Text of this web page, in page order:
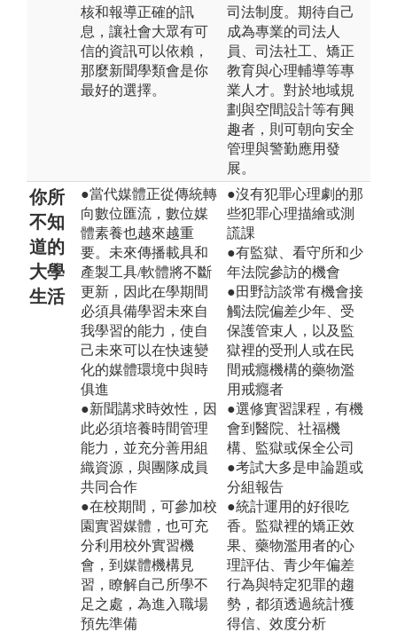
核和報導正確的訊
息，讓社會大眾有可
信的資訊可以依賴，
那麼新聞學類會是你
最好的選擇。
司法制度。期待自己
成為專業的司法人
員、司法社工、矯正
教育與心理輔導等專
業人才。對於地域規
劃與空間設計等有興
趣者，則可朝向安全
管理與警勤應用發
展。
你所
不知
道的
大學
生活
●當代媒體正從傳統轉
向數位匯流，數位媒
體素養也越來越重
要。未來傳播載具和
產製工具/軟體將不斷
更新，因此在學期間
必須具備學習未來自
我學習的能力，使自
己未來可以在快速變
化的媒體環境中與時
俱進
●新聞講求時效性，因
此必須培養時間管理
能力，並充分善用組
織資源，與團隊成員
共同合作
●在校期間，可參加校
園實習媒體，也可充
分利用校外實習機
會，到媒體機構見
習，瞭解自己所學不
足之處，為進入職場
預先準備
●沒有犯罪心理劇的那
些犯罪心理描繪或測
謊課
●有監獄、看守所和少
年法院參訪的機會
●田野訪談常有機會接
觸法院偏差少年、受
保護管束人，以及監
獄裡的受刑人或在民
間戒癮機構的藥物濫
用戒癮者
●選修實習課程，有機
會到醫院、社福機
構、監獄或保全公司
●考試大多是申論題或
分組報告
●統計運用的好很吃
香。監獄裡的矯正效
果、藥物濫用者的心
理評估、青少年偏差
行為與特定犯罪的趨
勢，都須透過統計獲
得信、效度分析